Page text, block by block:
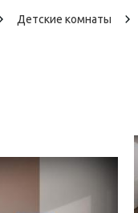
Детские комнаты